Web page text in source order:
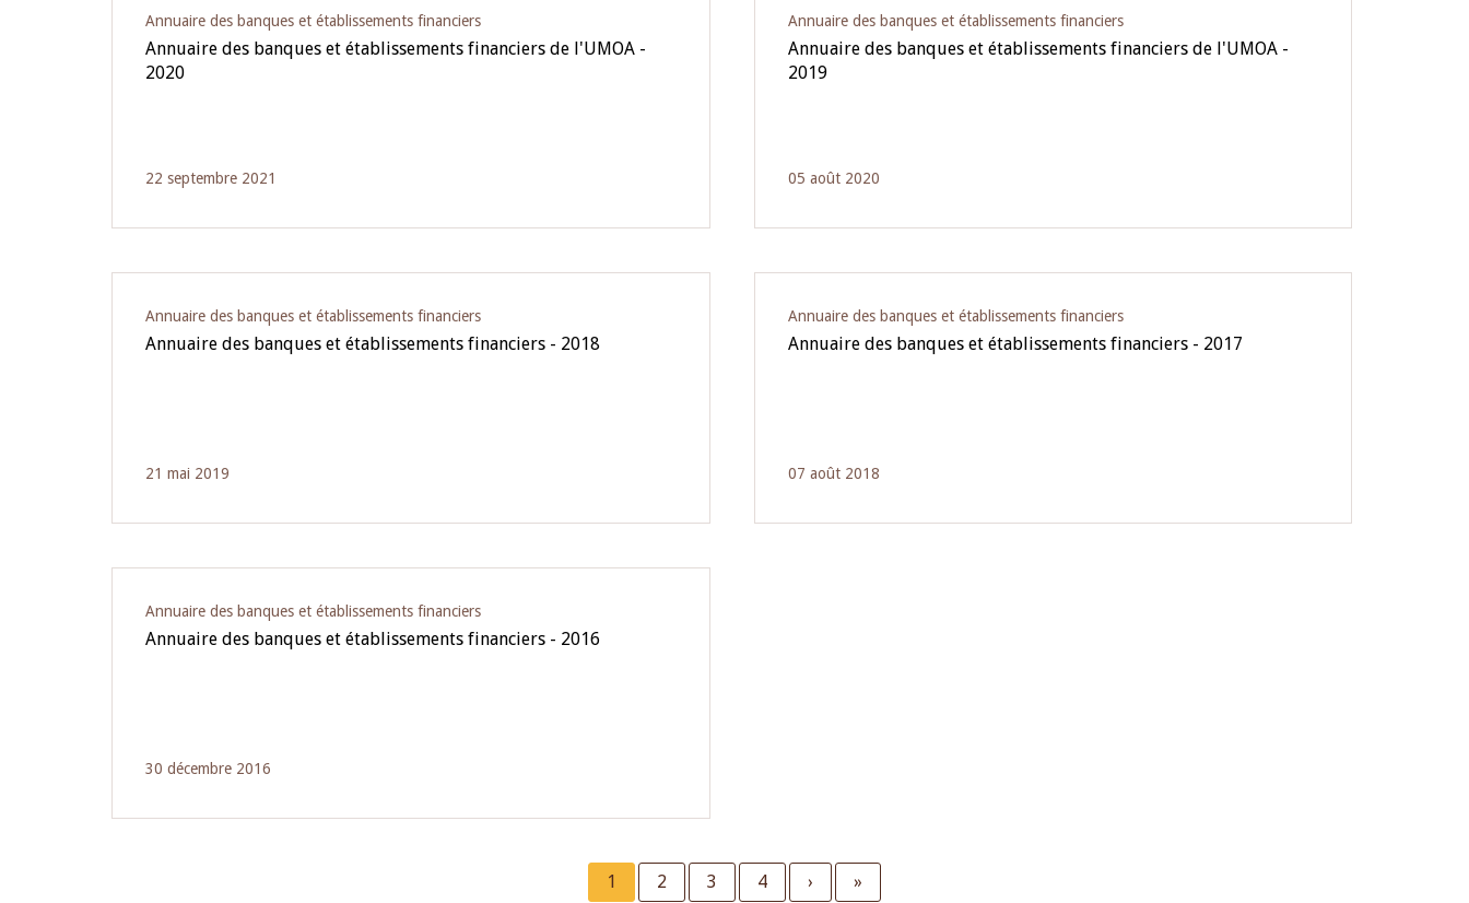
Annuaire des banques et établissements financiers
Annuaire des banques et établissements financiers de l'UMOA -
2020
22 septembre 2021
Annuaire des banques et établissements financiers
Annuaire des banques et établissements financiers de l'UMOA -
2019
05 août 2020
Annuaire des banques et établissements financiers
Annuaire des banques et établissements financiers - 2018
21 mai 2019
Annuaire des banques et établissements financiers
Annuaire des banques et établissements financiers - 2017
07 août 2018
Annuaire des banques et établissements financiers
Annuaire des banques et établissements financiers - 2016
30 décembre 2016
Current
1 Page
2 Page
3 Page
4
Next
›
Last
»